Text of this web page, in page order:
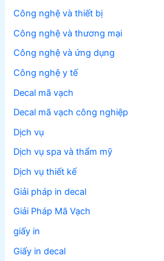
Công nghệ và thiết bị
Công nghệ và thương mại
Công nghệ và ứng dụng
Công nghệ y tế
Decal mã vạch
Decal mã vạch công nghiệp
Dịch vụ
Dịch vụ spa và thẩm mỹ
Dịch vụ thiết kế
Giải pháp in decal
Giải Pháp Mã Vạch
giấy in
Giấy in decal